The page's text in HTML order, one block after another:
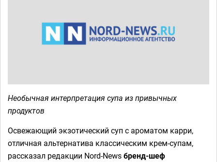
Необычная интерпретация супа из привычных
продуктов
Освежающий экзотический суп с ароматом карри,
отличная альтернатива классическим крем-супам,
рассказал редакции Nord-Newsбренд-шеф